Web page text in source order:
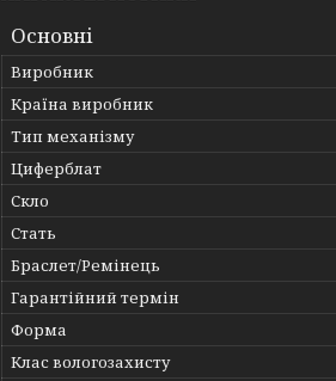
Основні
Виробник
Країна виробник
Тип механізму
Циферблат
Скло
Стать
Браслет/Ремінець
Гарантійний термін
Форма
Клас вологозахисту